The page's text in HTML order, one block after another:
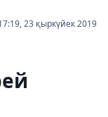
23 қыркүйек 2019